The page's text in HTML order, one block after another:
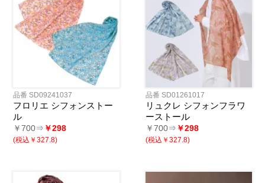
品番 SD09241037
フロリエ シフォンストー
ル
￥700⇒ ￥298
(税込￥327.8)
品番 SD01261017
リュクレ シフォンフラワ
ーストール
￥700⇒ ￥298
(税込￥327.8)